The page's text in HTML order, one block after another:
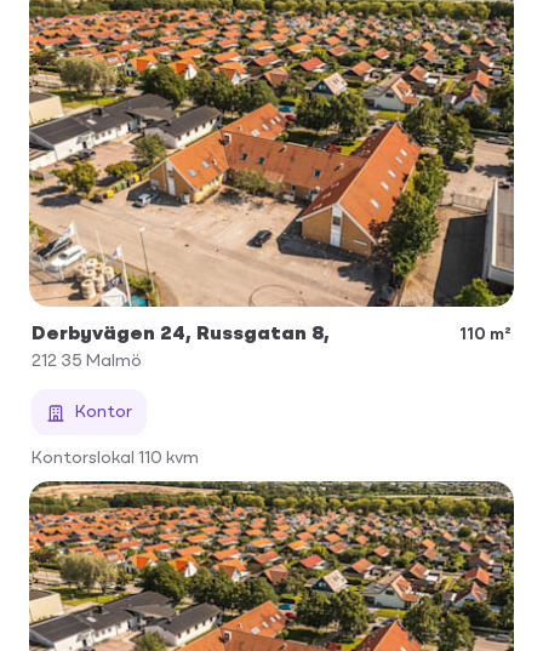
Derbyvägen 24, Russgatan 8,
110 m²
212 35 Malmö
Kontor
Kontorslokal 110 kvm